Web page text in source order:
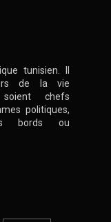
tunisien. Il
de la vie
chefs
politiques,
bords ou